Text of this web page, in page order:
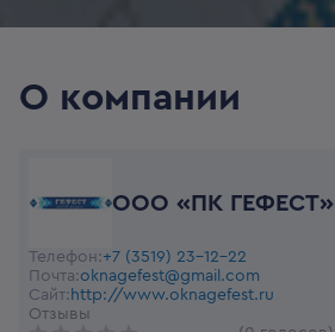
О компании
ООО «ПК ГЕФЕСТ»
Телефон:+7 (3519) 23-12-22
Почта:oknagefest@gmail.com
Сайт: http://www.oknagefest.ru
Отзывы